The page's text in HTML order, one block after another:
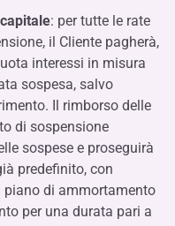
: per tutte le rate
il Cliente pagherà,
interessi in misura
sospesa, salvo
Il rimborso delle
di sospensione
sospese e proseguirà
predefinito, con
di ammortamento
per una durata pari a